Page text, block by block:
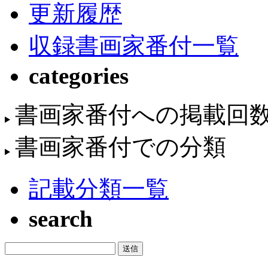
更新履歴
収録書画家番付一覧
categories
書画家番付への掲載回
書画家番付での分類
記載分類一覧
search